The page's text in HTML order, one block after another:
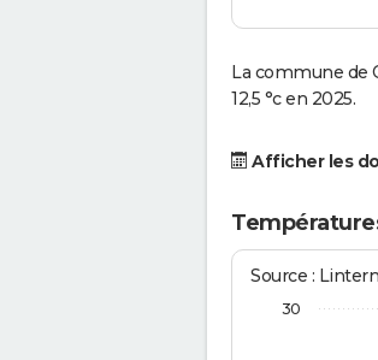
La commune de
12,5 °c en 2025.
Afficher les
Source :
30